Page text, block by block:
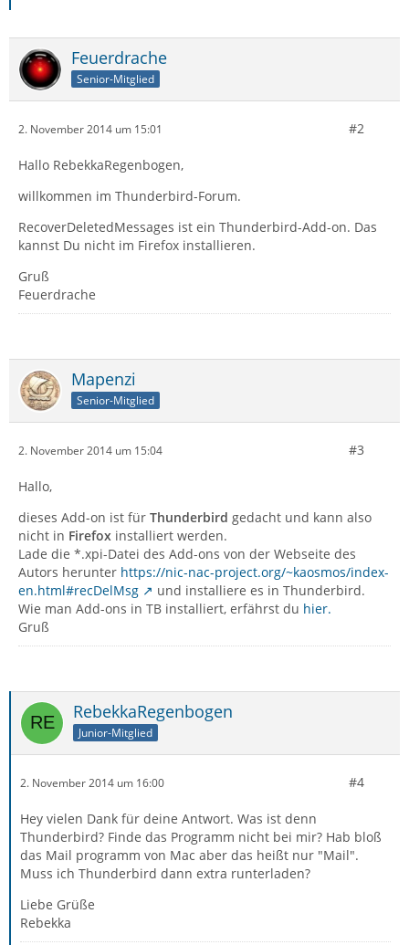
Feuerdrache
Senior-Mitglied
2. November 2014 um 15:01 #2
Hallo RebekkaRegenbogen,
willkommen im Thunderbird-Forum.
RecoverDeletedMessages ist ein Thunderbird-Add-on. Das
kannst Du nicht im Firefox installieren.
Gruß
Feuerdrache
Mapenzi
Senior-Mitglied
2. November 2014 um 15:04 #3
Hallo,
dieses Add-on ist für Thunderbird gedacht und kann also
nicht in Firefox installiert werden.
Lade die *.xpi-Datei des Add-ons von der Webseite des
Autors herunter https://nic-nac-project.org/~kaosmos/index-
en.html#recDelMsg
und installiere es in Thunderbird.
Wie man Add-ons in TB installiert, erfährst du hier.
Gruß
RebekkaRegenbogen
Junior-Mitglied
2. November 2014 um 16:00 #4
Hey vielen Dank für deine Antwort. Was ist denn
Thunderbird? Finde das Programm nicht bei mir? Hab bloß
das Mail programm von Mac aber das heißt nur "Mail".
Muss ich Thunderbird dann extra runterladen?
Liebe Grüße
Rebekka